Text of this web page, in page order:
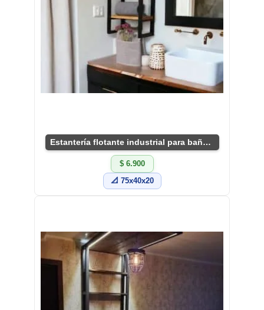
Estantería flotante industrial para baño pequeños
$ 6.900
📐 75x40x20